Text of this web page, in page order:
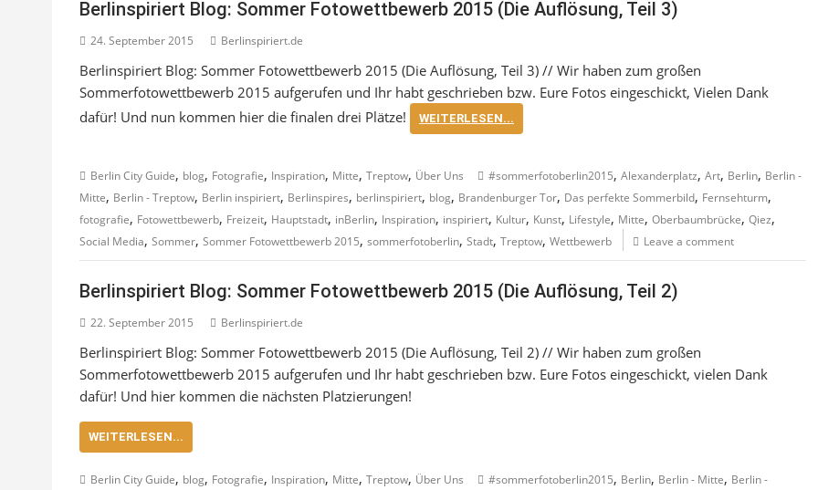
Berlinspiriert Blog: Sommer Fotowettbewerb 2015 (Die Auflösung, Teil 3)
24. September 2015 Berlinspiriert.de
Berlinspiriert Blog: Sommer Fotowettbewerb 2015 (Die Auflösung, Teil 3) // Wir haben zum großen
Sommerfotowettbewerb 2015 aufgerufen und Ihr habt geschrieben bzw. Eure Fotos eingeschickt, Vielen Dank
dafür! Und nun kommen hier die finalen drei Plätze! WEITERLESEN...
Berlin City Guide, blog, Fotografie, Inspiration, Mitte, Treptow, Über Uns #sommerfotoberlin2015, Alexanderplatz, Art, Berlin, Berlin -
Mitte, Berlin - Treptow, Berlin inspiriert, Berlinspires, berlinspiriert, blog, Brandenburger Tor, Das perfekte Sommerbild, Fernsehturm,
fotografie, Fotowettbewerb, Freizeit, Hauptstadt, inBerlin, Inspiration, inspiriert, Kultur, Kunst, Lifestyle, Mitte, Oberbaumbrücke, Qiez,
Social Media, Sommer, Sommer Fotowettbewerb 2015, sommerfotoberlin, Stadt, Treptow, Wettbewerb Leave a comment
Berlinspiriert Blog: Sommer Fotowettbewerb 2015 (Die Auflösung, Teil 2)
22. September 2015 Berlinspiriert.de
Berlinspiriert Blog: Sommer Fotowettbewerb 2015 (Die Auflösung, Teil 2) // Wir haben zum großen
Sommerfotowettbewerb 2015 aufgerufen und Ihr habt geschrieben bzw. Eure Fotos eingeschickt, vielen Dank
dafür! Und hier kommen die nächsten Platzierungen!
WEITERLESEN...
Berlin City Guide, blog, Fotografie, Inspiration, Mitte, Treptow, Über Uns #sommerfotoberlin2015, Berlin, Berlin - Mitte, Berlin -